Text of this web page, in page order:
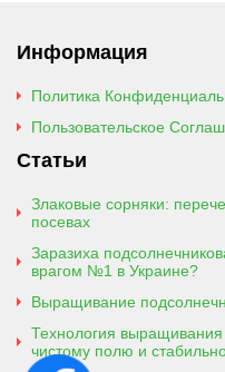
Информация
Политика
Пользовательское
Статьи
Злаковые сорняки:
посевах
Заразиха
врагом №1 в Украине?
Выращивание
Технология
чистому полю и